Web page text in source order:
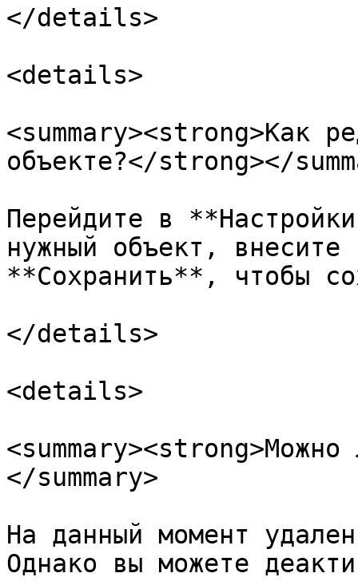
</details>
<details>
<summary><strong>Как
объекте?</strong></
Перейдите в
нужный объект, внесите
**Сохранить**, чтобы
</details>
<details>
</summary>
На данный момент
Однако вы можете